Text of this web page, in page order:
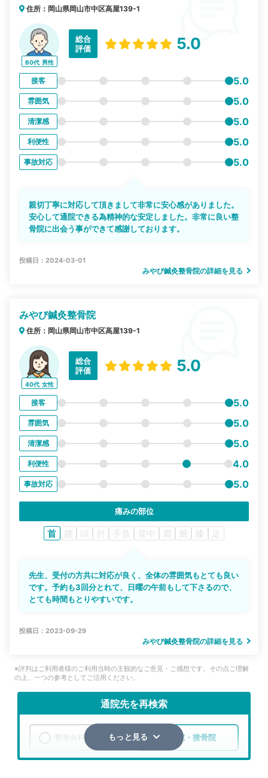
住所：岡山県岡山市中区高屋139-1
60代 男性
総合
評価
5.0
接客 5.0
雰囲気 5.0
清潔感 5.0
利便性 5.0
事故対応 5.0
親切丁寧に対応して頂きまして非常に安心感がありました。
安心して通院できる為精神的な安定しました。非常に良い整
骨院に出会う事ができて感謝しております。
投稿日：2024-03-01
みやび鍼灸整骨院の詳細を見る
みやび鍼灸整骨院
住所：岡山県岡山市中区高屋139-1
40代 女性
総合
評価
5.0
接客 5.0
雰囲気 5.0
清潔感 5.0
利便性 4.0
事故対応 5.0
痛みの部位
首 腰 頭 肘 手首 背中 肩 腕 膝 足
先生、受付の方共に対応が良く、全体の雰囲気もとても良い
です。予約も3回分とれて、日曜の午前もして下さるので、
とても時間もとりやすいです。
投稿日：2023-09-29
みやび鍼灸整骨院の詳細を見る
※評判はご利用者様のご利用当時の主観的なご意見・ご感想です。その点ご理解
の上、一つの参考としてご活用ください。
通院先を再検索
整形外科 整骨院・接骨院
もっと見る